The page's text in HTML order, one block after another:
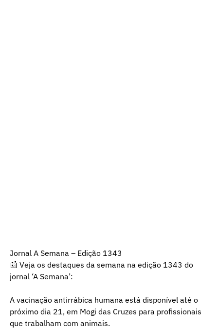
Jornal A Semana – Edição 1343
📰 Veja os destaques da semana na edição 1343 do
jornal ‘A Semana’:
A vacinação antirrábica humana está disponível até o
próximo dia 21, em Mogi das Cruzes para profissionais
que trabalham com animais.